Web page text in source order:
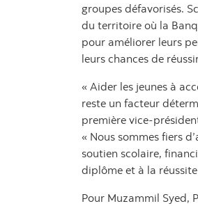
groupes défavorisés.
du territoire où la
pour améliorer leurs
leurs chances de
« Aider les jeunes à
reste un facteur
première vice-
« Nous sommes fiers
soutien scolaire,
diplôme et à la
Pour Muzammil Syed,